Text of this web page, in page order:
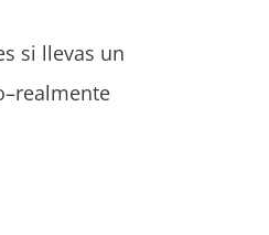
si llevas un